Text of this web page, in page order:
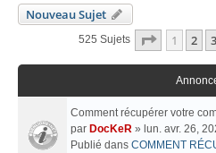
Nouveau Sujet
525 Sujets Page 1Sur
1 2 3
Comment récupérer votre
par DocKeR » lun. avr. 26,
Publié dans COMMENT